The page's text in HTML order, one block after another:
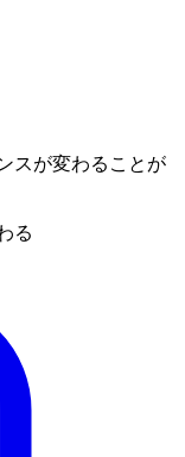
スが変わることが
る